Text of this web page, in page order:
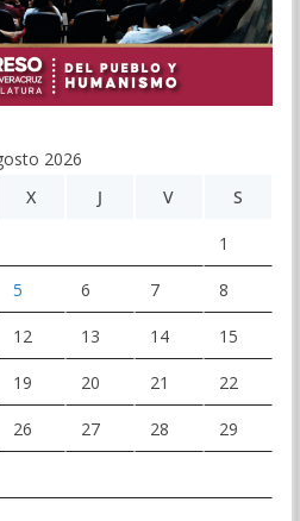
2026
X J V S
1
5 6 7 8
12 13 14 15
19 20 21 22
26 27 28 29